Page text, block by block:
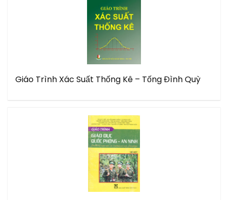
Giáo Trình Xác Suất Thống Kê – Tống Đình Quỳ